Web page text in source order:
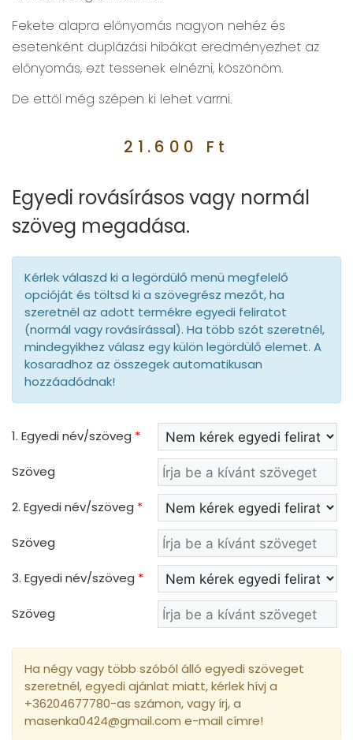
Fekete alapra előnyomás nagyon nehéz és
esetenként duplázási hibákat eredményezhet az
előnyomás, ezt tessenek elnézni, köszönöm.
De ettől még szépen ki lehet varrni.
21.600 Ft
Egyedi rovásírásos vagy normál
szöveg megadása.
Kérlek válaszd ki a legördülő menü megfelelő
opcióját és töltsd ki a szövegrész mezőt, ha
szeretnél az adott termékre egyedi feliratot
(normál vagy rovásírással). Ha több szót szeretnél,
mindegyikhez válasz egy külön legördülő elemet. A
kosaradhoz az összegek automatikusan
hozzáadódnak!
1. Egyedi név/szöveg *
Szöveg
2. Egyedi név/szöveg *
Szöveg
3. Egyedi név/szöveg *
Szöveg
Ha négy vagy több szóból álló egyedi szöveget
szeretnél, egyedi ajánlat miatt, kérlek hívj a
+36204677780-as számon, vagy írj, a
masenka0424@gmail.com e-mail címre!